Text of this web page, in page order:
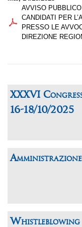
AVVISO
CANDIDATI PER
PRESSO LE
DIREZIONE
XXXVI
16-18/10/2025
Whistleblowing